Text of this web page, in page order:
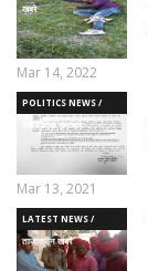
ख़बरे
Mar 14, 2022
POLITICS NEWS /
राजनीतिक समाचार
Mar 13, 2021
LATEST NEWS /
ताज़ातरीन खबरें